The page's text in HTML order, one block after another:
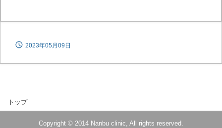
2023年05月09日
トップ
Copyright © 2014 Nanbu clinic, All rights reserved.